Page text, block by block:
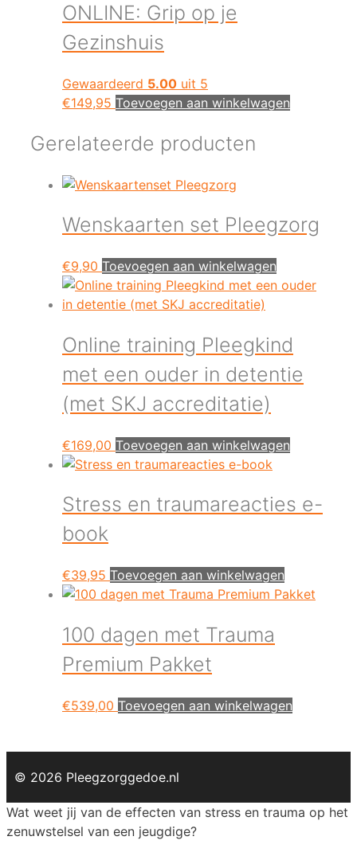
ONLINE: Grip op je
Gezinshuis
Gewaardeerd 5.00 uit 5
€149,95 Toevoegen aan winkelwagen
Gerelateerde producten
Wenskaarten set Pleegzorg
€9,90 Toevoegen aan winkelwagen
Online training Pleegkind
met een ouder in detentie
(met SKJ accreditatie)
€169,00 Toevoegen aan winkelwagen
Stress en traumareacties e-
book
€39,95 Toevoegen aan winkelwagen
100 dagen met Trauma
Premium Pakket
€539,00 Toevoegen aan winkelwagen
© 2026 Pleegzorggedoe.nl
Wat weet jij van de effecten van stress en trauma op het
zenuwstelsel van een jeugdige?